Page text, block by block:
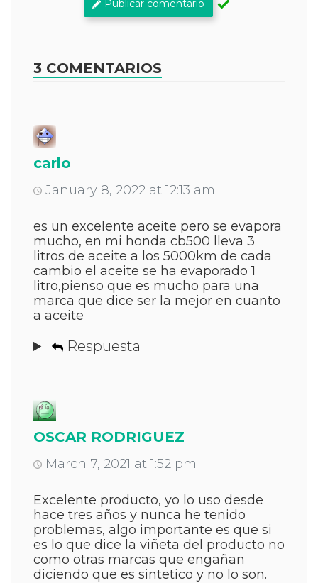
Publicar comentario
3 COMENTARIOS
carlo
January 8, 2022 at 12:13 am
es un excelente aceite pero se evapora
mucho, en mi honda cb500 lleva 3
litros de aceite a los 5000km de cada
cambio el aceite se ha evaporado 1
litro,pienso que es mucho para una
marca que dice ser la mejor en cuanto
a aceite
Respuesta
OSCAR RODRIGUEZ
March 7, 2021 at 1:52 pm
Excelente producto, yo lo uso desde
hace tres años y nunca he tenido
problemas, algo importante es que si
es lo que dice la viñeta del producto no
como otras marcas que engañan
diciendo que es sintetico y no lo son.